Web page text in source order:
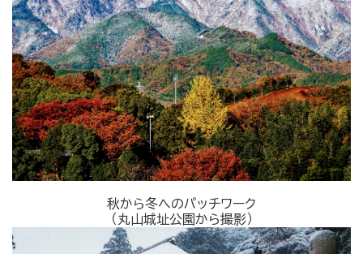
秋から冬へのパッチワーク
（丸山城址公園から撮影）